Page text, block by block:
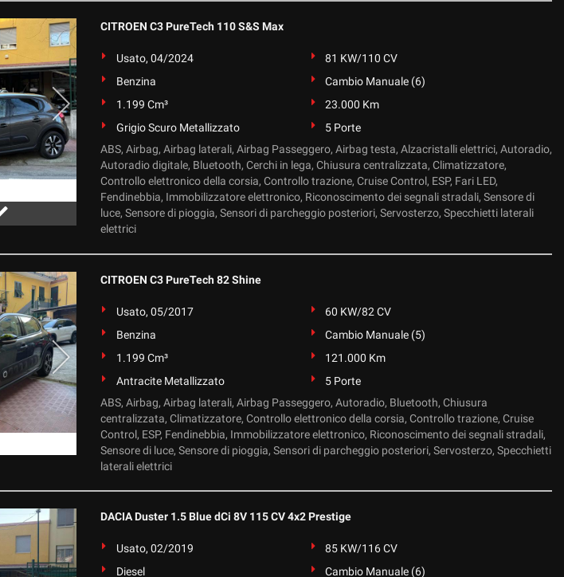
CITROEN C3 PureTech 110 S&S Max
Usato, 04/2024
81 KW/110 CV
Benzina
Cambio Manuale (6)
1.199 Cm³
23.000 Km
Grigio Scuro Metallizzato
5 Porte
ABS, Airbag, Airbag laterali, Airbag Passeggero, Airbag testa, Alzacristalli elettrici, Autoradio,
Autoradio digitale, Bluetooth, Cerchi in lega, Chiusura centralizzata, Climatizzatore,
Controllo elettronico della corsia, Controllo trazione, Cruise Control, ESP, Fari LED,
Fendinebbia, Immobilizzatore elettronico, Riconoscimento dei segnali stradali, Sensore di
luce, Sensore di pioggia, Sensori di parcheggio posteriori, Servosterzo, Specchietti laterali
elettrici
CITROEN C3 PureTech 82 Shine
Usato, 05/2017
60 KW/82 CV
Benzina
Cambio Manuale (5)
1.199 Cm³
121.000 Km
Antracite Metallizzato
5 Porte
ABS, Airbag, Airbag laterali, Airbag Passeggero, Autoradio, Bluetooth, Chiusura
centralizzata, Climatizzatore, Controllo elettronico della corsia, Controllo trazione, Cruise
Control, ESP, Fendinebbia, Immobilizzatore elettronico, Riconoscimento dei segnali stradali,
Sensore di luce, Sensore di pioggia, Sensori di parcheggio posteriori, Servosterzo, Specchietti
laterali elettrici
DACIA Duster 1.5 Blue dCi 8V 115 CV 4x2 Prestige
Usato, 02/2019
85 KW/116 CV
Diesel
Cambio Manuale (6)